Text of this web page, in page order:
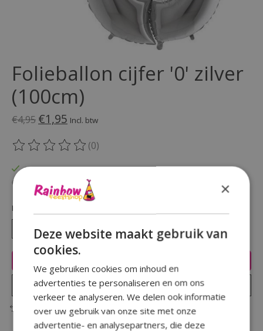
Folieballon cijfer '0' zilver
(100cm)
€4,95 €1,95 Incl. btw
De beoordeling van dit product is
(0)
Op voorraad
Beschikbaarheid in de winkel controleren
Hoeveelheid:
Plaats bestelling
Toevoegen om te vergelijken
×
Deze website maakt gebruik van
cookies.
We gebruiken cookies om inhoud en
advertenties te personaliseren en om ons
verkeer te analyseren. We delen ook informatie
over uw gebruik van onze site met onze
advertentie- en analysepartners, die deze